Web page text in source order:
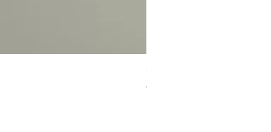
ΦΙΛΟΣΟΦΙΑ ΚΑΙ
Regular Price
€25.00